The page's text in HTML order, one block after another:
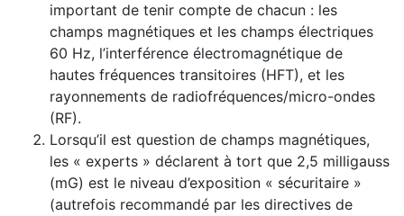
important de tenir compte de chacun : les
champs magnétiques et les champs électriques
60 Hz, l’interférence électromagnétique de
hautes fréquences transitoires (HFT), et les
rayonnements de radiofréquences/micro-ondes
(RF).
Lorsqu’il est question de champs magnétiques,
les « experts » déclarent à tort que 2,5 milligauss
(mG) est le niveau d’exposition « sécuritaire »
(autrefois recommandé par les directives de